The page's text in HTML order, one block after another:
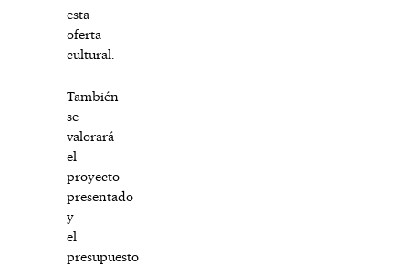
esta
oferta
cultural.
También
se
valorará
el
proyecto
presentado
y
el
presupuesto